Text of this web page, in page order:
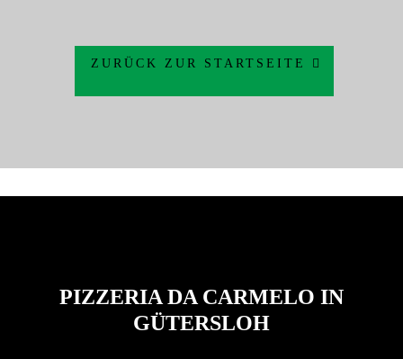
ZURÜCK ZUR STARTSEITE
PIZZERIA DA CARMELO IN
GÜTERSLOH